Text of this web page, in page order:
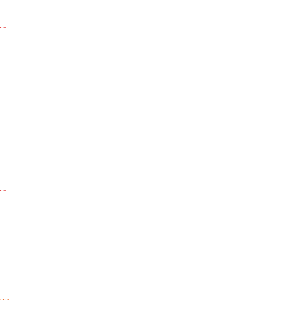
台4-5>末広6-1…]
光4-4>高専前>春光台4-5>末広6-1…]
台4-5>末広6-1…]
台4-5>末広6-1…]
光4-4>高専前>春光台4-5>末広6-1…]
台4-5>末広6-1…]
台4-5>末広6-1…]
光4-4>春光台4-3>4-5>末広6-1…]